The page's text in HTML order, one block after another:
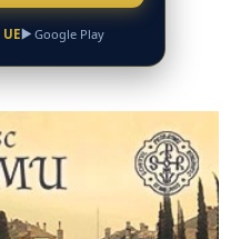
UE Google Play